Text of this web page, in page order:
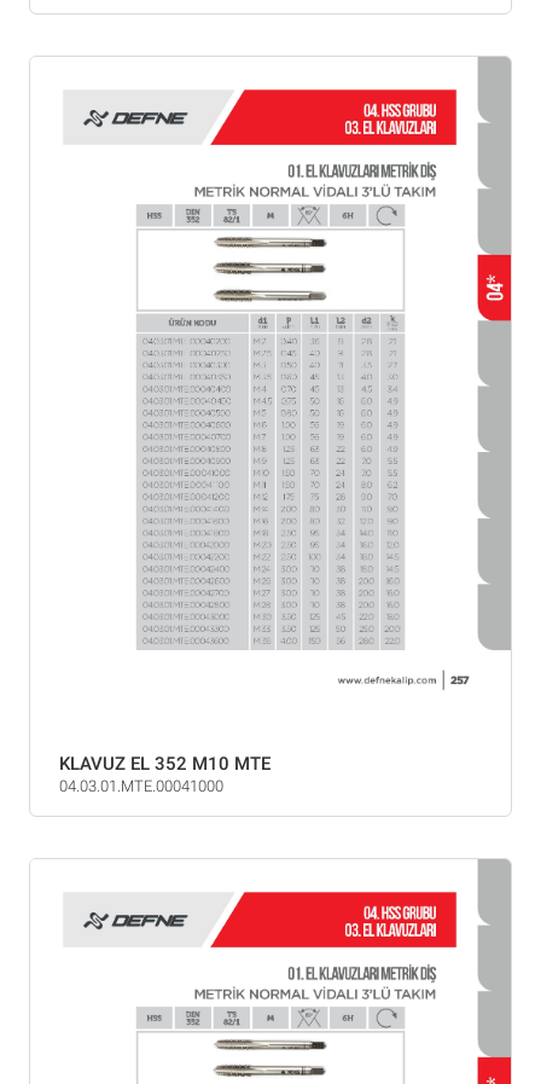
KLAVUZ EL 352 M10 MTE
04.03.01.MTE.00041000